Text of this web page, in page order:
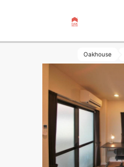
Oakhouse